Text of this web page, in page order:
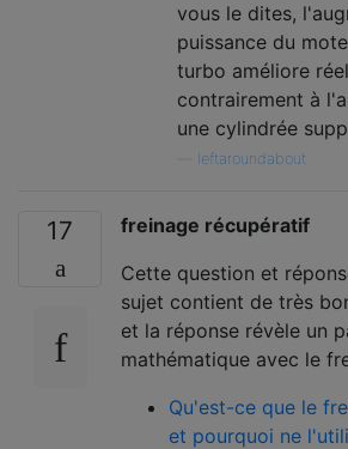
vous le dites,
puissance du
turbo améliore
contrairement à
une cylindrée
leftaroundabout
17
freinage récupératif
Cette question et
sujet contient de très
et la réponse révèle un
mathématique avec le
Qu'est-ce que le
et pourquoi ne